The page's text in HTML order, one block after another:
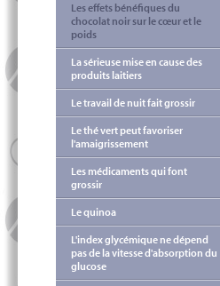
Les effets bénéfiques du
chocolat noir sur le cœur et le
poids
La sérieuse mise en cause des
produits laitiers
Le travail de nuit fait grossir
Le thé vert peut favoriser
l'amaigrissement
Les médicaments qui font
grossir
Le quinoa
L'index glycémique ne dépend
pas de la vitesse d'absorption du
glucose